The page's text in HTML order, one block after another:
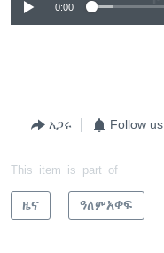
0:00
አጋሩ Follow us
This item is part of
ዜና ዓለምአቀፍ